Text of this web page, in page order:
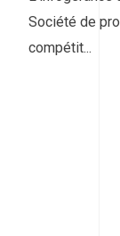
Société de
compétit...